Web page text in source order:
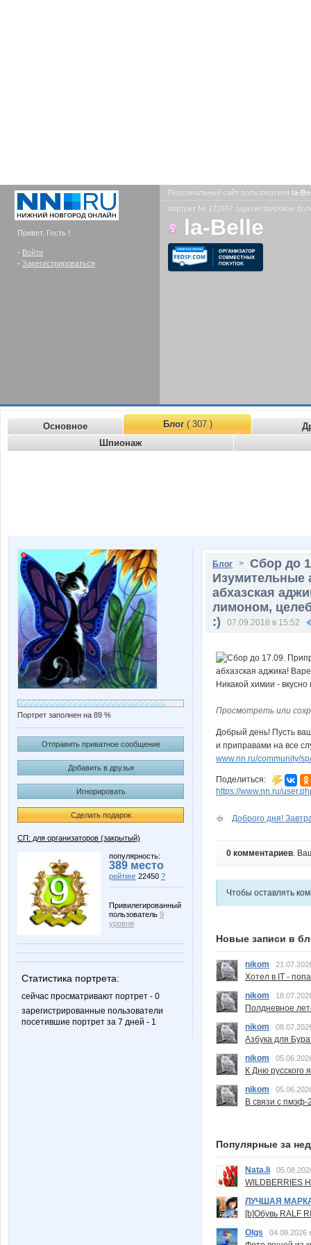
Привет, Гость !
- Войти
- Зарегистрироваться
Персональный сайт пользователя la-
портрет № 172657 зарегистрирован
la-Belle
Основное Блог( 307 )
Шпионаж
Портрет заполнен на 89 %
Отправить приватное сообщение
Добавить в друзья
Игнорировать
Сделать подарок
СП: для организаторов (закрытый)
популярность:
389 место
рейтинг 22450 ?
Привилегированный
пользователь 9
уровня
Статистика портрета:
сейчас просматривают портрет - 0
зарегистрированные пользователи
посетившие портрет за 7 дней - 1
Блог > Сбор до
Изумительные
абхазская
лимоном,
:)
07.09.2018 в 15:52
Просмотреть или
Добрый день! Пусть
и приправами на все
www.nn.ru/community/
Поделиться:
https://www.nn.ru/
Доброго дня!
0 комментариев.
Чтобы оставлять
Новые записи в
nikom
Хотел в IT -
nikom
Полдневное
nikom
Азбука для
nikom
К Дню русского
nikom
В связи с пмэф-
Популярные за
Nata.li
ЛУЧШАЯ
[b]Обувь RALF
Olgs
04.08.2026